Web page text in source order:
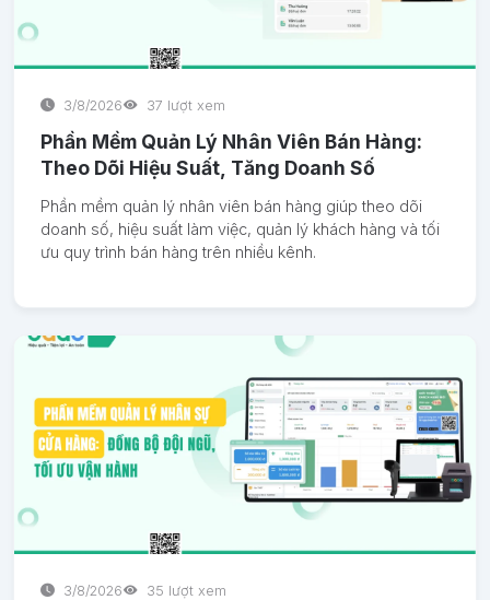
3/8/2026 37 lượt xem
Phần Mềm Quản Lý Nhân Viên Bán Hàng:
Theo Dõi Hiệu Suất, Tăng Doanh Số
Phần mềm quản lý nhân viên bán hàng giúp theo dõi
doanh số, hiệu suất làm việc, quản lý khách hàng và tối
ưu quy trình bán hàng trên nhiều kênh.
3/8/2026 35 lượt xem